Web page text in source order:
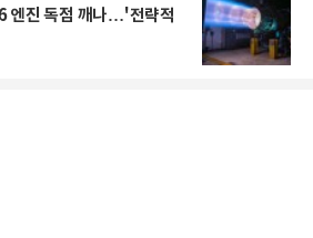
엔진 독점 깨나…'전략적